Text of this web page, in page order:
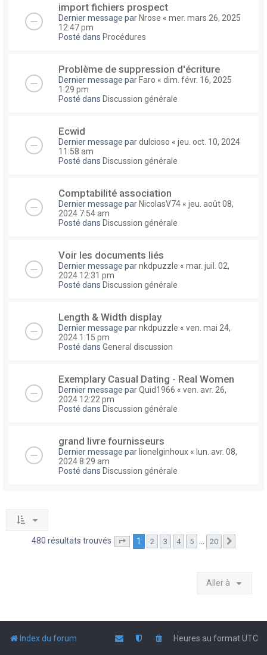
import fichiers prospect
Dernier message par Nrose « mer. mars 26, 2025
12:47 pm
Posté dans Procédures
Problème de suppression d'écriture
Dernier message par Faro « dim. févr. 16, 2025
1:29 pm
Posté dans Discussion générale
Ecwid
Dernier message pardulcioso « jeu. oct. 10, 2024
11:58 am
Posté dans Discussion générale
Comptabilité association
Dernier message par NicolasV74 « jeu. août 08,
2024 7:54 am
Posté dans Discussion générale
Voir les documents liés
Dernier message parnkdpuzzle « mar. juil. 02,
2024 12:31 pm
Posté dans Discussion générale
Length & Width display
Dernier message parnkdpuzzle « ven. mai 24,
2024 1:15 pm
Posté dans General discussion
Exemplary Сasual Dating - Real Women
Dernier message parQuid1966 « ven. avr. 26,
2024 12:22 pm
Posté dans Discussion générale
grand livre fournisseurs
Dernier message par lionelginhoux « lun. avr. 08,
2024 8:29 am
Posté dans Discussion générale
480 résultats trouvés Page sur20
1 2 3 4 5 … 20
Aller à
Index du forum Heures au formatUTC